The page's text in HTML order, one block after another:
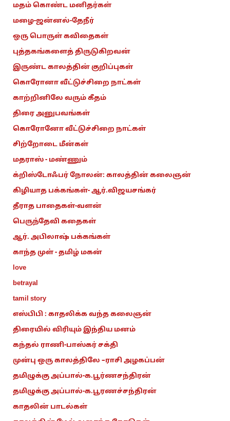
மதம் கொண்ட மனிதர்கள்
மழை-ஜன்னல்-தேநீர்
ஒரு பொருள் கவிதைகள்
புத்தகங்களைத் திருடுகிறவன்
இருண்ட காலத்தின் குறிப்புகள்
கொரோனா வீட்டுச்சிறை நாட்கள்
காற்றினிலே வரும் கீதம்
திரை அனுபவங்கள்
கொரோனோ வீட்டுச்சிறை நாட்கள்
சிற்றோடை மீன்கள்
மதராஸ் - மண்ணும்
க்றிஸ்டோஃபர் நோலன்: காலத்தின் கலைஞன்
கிழியாத பக்கங்கள்- ஆர்.விஜயசங்கர்
தீராத பாதைகள்-வளன்
பெருந்தேவி கதைகள்
ஆர். அபிலாஷ் பக்கங்கள்
காந்த முள் - தமிழ் மகன்
love
betrayal
tamil story
எஸ்பிபி : காதலிக்க வந்த கலைஞன்
திரையில் விரியும் இந்திய மனம்
கந்தல் ராணி-பாஸ்கர் சக்தி
முன்பு ஒரு காலத்திலே –ராசி அழகப்பன்
தமிழுக்கு அப்பால்-க.பூர்ணசந்திரன்
தமிழுக்கு அப்பால்-க.பூரணச்சந்திரன்
காதலின் பாடல்கள்